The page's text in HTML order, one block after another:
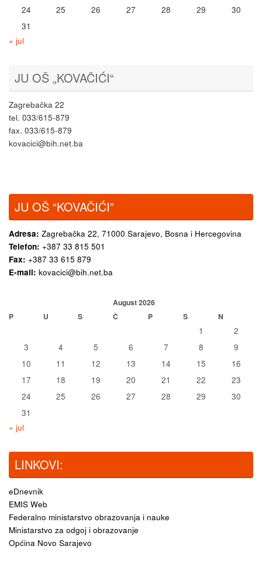
24
25 26 27 28 29
30
31
« jul
JU OŠ „KOVAČIĆI“
Zagrebačka 22
tel. 033/615-879
fax. 033/615-879
kovacici@bih.net.ba
JU OŠ “KOVAČIĆI”
Adresa: Zagrebačka 22, 71000 Sarajevo, Bosna i Hercegovina
Telefon: +387 33 815 501
Fax: +387 33 615 879
E-mail: kovacici@bih.net.ba
August 2026
P
U S Č P S N
1
2
3
4 5 6 7 8
9
10
11 12 13 14 15
16
17
18 19 20 21 22
23
24
25 26 27 28 29
30
31
« jul
LINKOVI:
eDnevnik
EMIS Web
Federalno ministarstvo obrazovanja i nauke
Ministarstvo za odgoj i obrazovanje
Općina Novo Sarajevo